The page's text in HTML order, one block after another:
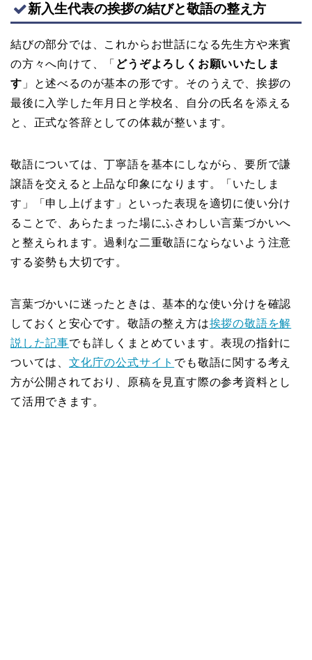
新入生代表の挨拶の結びと敬語の整え方
結びの部分では、これからお世話になる先生方や来賓
の方々へ向けて、「 どうぞよろしくお願いいたしま
す 」と述べるのが基本の形です。そのうえで、挨拶の
最後に入学した年月日と学校名、自分の氏名を添える
と、正式な答辞としての体裁が整います。
敬語については、丁寧語を基本にしながら、要所で謙
譲語を交えると上品な印象になります。「いたしま
す」「申し上げます」といった表現を適切に使い分け
ることで、あらたまった場にふさわしい言葉づかいへ
と整えられます。過剰な二重敬語にならないよう注意
する姿勢も大切です。
言葉づかいに迷ったときは、基本的な使い分けを確認
しておくと安心です。敬語の整え方は挨拶の敬語を解
説した記事でも詳しくまとめています。表現の指針に
ついては、 文化庁の公式サイト でも敬語に関する考え
方が公開されており、原稿を見直す際の参考資料とし
て活用できます。